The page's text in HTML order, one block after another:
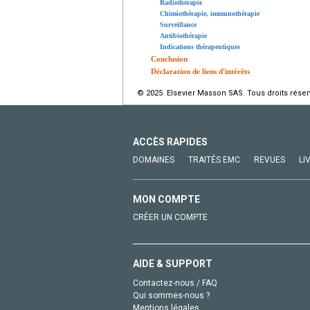
Radiothérapie
Chimiothérapie, immunothérapie
Surveillance
Antibiothérapie
Indications thérapeutiques
Conclusion
Déclaration de liens d'intérêts
© 2025 Elsevier Masson SAS. Tous droits
ACCÈS RAPIDES
DOMAINES TRAITÉS EMC REVUES
MON COMPTE
CRÉER UN COMPTE
AIDE & SUPPORT
Contactez-nous / FAQ
Qui sommes-nous ?
Mentions légales